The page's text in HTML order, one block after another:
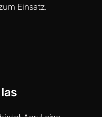
Einsatz.